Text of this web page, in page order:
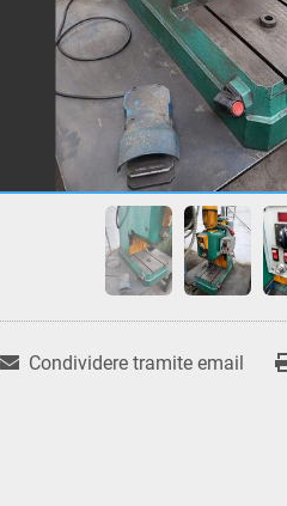
Condividere tramite email